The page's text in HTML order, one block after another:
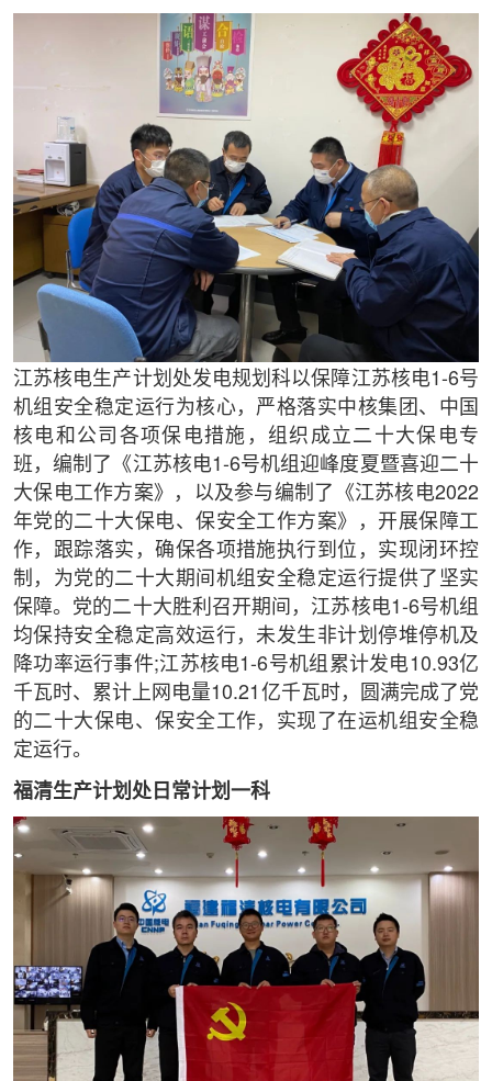
江苏核电生产计划处发电规划科以保障江苏核电1-6号
机组安全稳定运行为核心，严格落实中核集团、中国
核电和公司各项保电措施，组织成立二十大保电专
班，编制了《江苏核电1-6号机组迎峰度夏暨喜迎二十
大保电工作方案》，以及参与编制了《江苏核电2022
年党的二十大保电、保安全工作方案》，开展保障工
作，跟踪落实，确保各项措施执行到位，实现闭环控
制，为党的二十大期间机组安全稳定运行提供了坚实
保障。党的二十大胜利召开期间，江苏核电1-6号机组
均保持安全稳定高效运行，未发生非计划停堆停机及
降功率运行事件;江苏核电1-6号机组累计发电10.93亿
千瓦时、累计上网电量10.21亿千瓦时，圆满完成了党
的二十大保电、保安全工作，实现了在运机组安全稳
定运行。
福清生产计划处日常计划一科